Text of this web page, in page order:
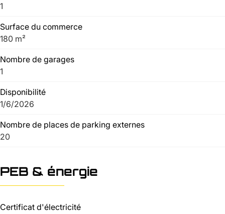
1
Surface du commerce
180 m²
Nombre de garages
1
Disponibilité
1/6/2026
Nombre de places de parking externes
20
PEB & énergie
Certificat d'électricité